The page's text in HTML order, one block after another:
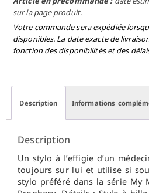
sur la page produit.
Votre commande sera expédiée
disponibles. La date exacte de
fonction des disponibilités et des
Description Informations
Description
Un stylo à l’effigie d’un
toujours sur lui et utilise si
stylo préféré dans la série My